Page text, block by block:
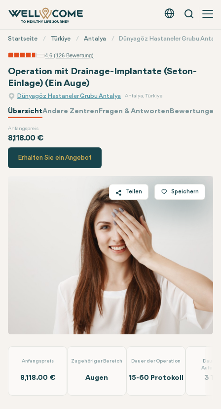
Deutsch - EUR
Suche
Menü
Startseite Türkiye Antalya Dünyagöz Hastaneler Grubu
4.6 (126 Bewertung)
Operation mit Drainage-Implantate (Seton-
Einlage) (Ein Auge)
Dünyagöz Hastaneler Grubu Antalya Antalya, Türkiye
ÜbersichtAndere ZentrenFragen & AntwortenBewertungen
Anfangspreis
8,118.00 €
DünyagözPreis
Erhalten Sie ein Angebot
Teilen
Twitter
Facebook
Linkedin
WhatsApp
Telegram
E-Mail
Speichern
Anfangspreis
8,118.00 €
Zugehöriger Bereich
Augen
Dauer der Operation
15-60 Protokoll
Dauer
3